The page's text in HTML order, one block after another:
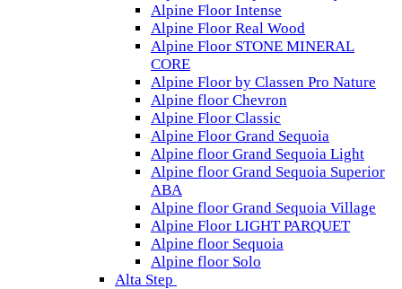
Alpine Floor Intense
Alpine Floor Real Wood
Alpine Floor STONE MINERAL
CORE
Alpine Floor by Classen Pro Nature
Alpine floor Chevron
Alpine Floor Classic
Alpine Floor Grand Sequoia
Alpine floor Grand Sequoia Light
Alpine floor Grand Sequoia Superior
ABA
Alpine floor Grand Sequoia Village
Alpine Floor LIGHT PARQUET
Alpine floor Sequoia
Alpine floor Solo
Alta Step